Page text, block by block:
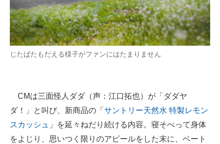
じたばたもだえる様子がファンにはたまりません
CMは三面怪人ダダ（声：江口拓也）が「ダダヤ
ダ！」と叫び、新商品の「 サントリー天然水 特製レモン
スカッシュ
」を延々ねだり続ける内容。寝そべって身体
をよじり、思いつく限りのアピールをした末に、ベート